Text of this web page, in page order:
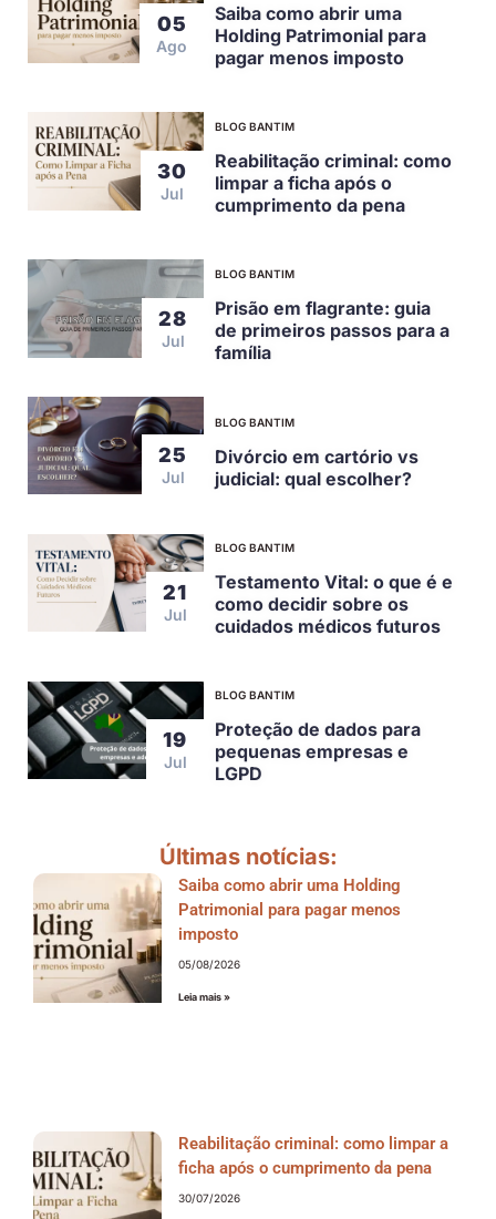
05
Ago
Saiba como abrir uma
Holding Patrimonial para
pagar menos imposto
30
Jul
BLOG BANTIM
Reabilitação criminal: como
limpar a ficha após o
cumprimento da pena
28
Jul
BLOG BANTIM
Prisão em flagrante: guia
de primeiros passos para a
família
25
Jul
BLOG BANTIM
Divórcio em cartório vs
judicial: qual escolher?
21
Jul
BLOG BANTIM
Testamento Vital: o que é e
como decidir sobre os
cuidados médicos futuros
19
Jul
BLOG BANTIM
Proteção de dados para
pequenas empresas e
LGPD
Últimas notícias:
Saiba como abrir uma Holding
Patrimonial para pagar menos
imposto
05/08/2026
Leia mais »
Reabilitação criminal: como limpar a
ficha após o cumprimento da pena
30/07/2026